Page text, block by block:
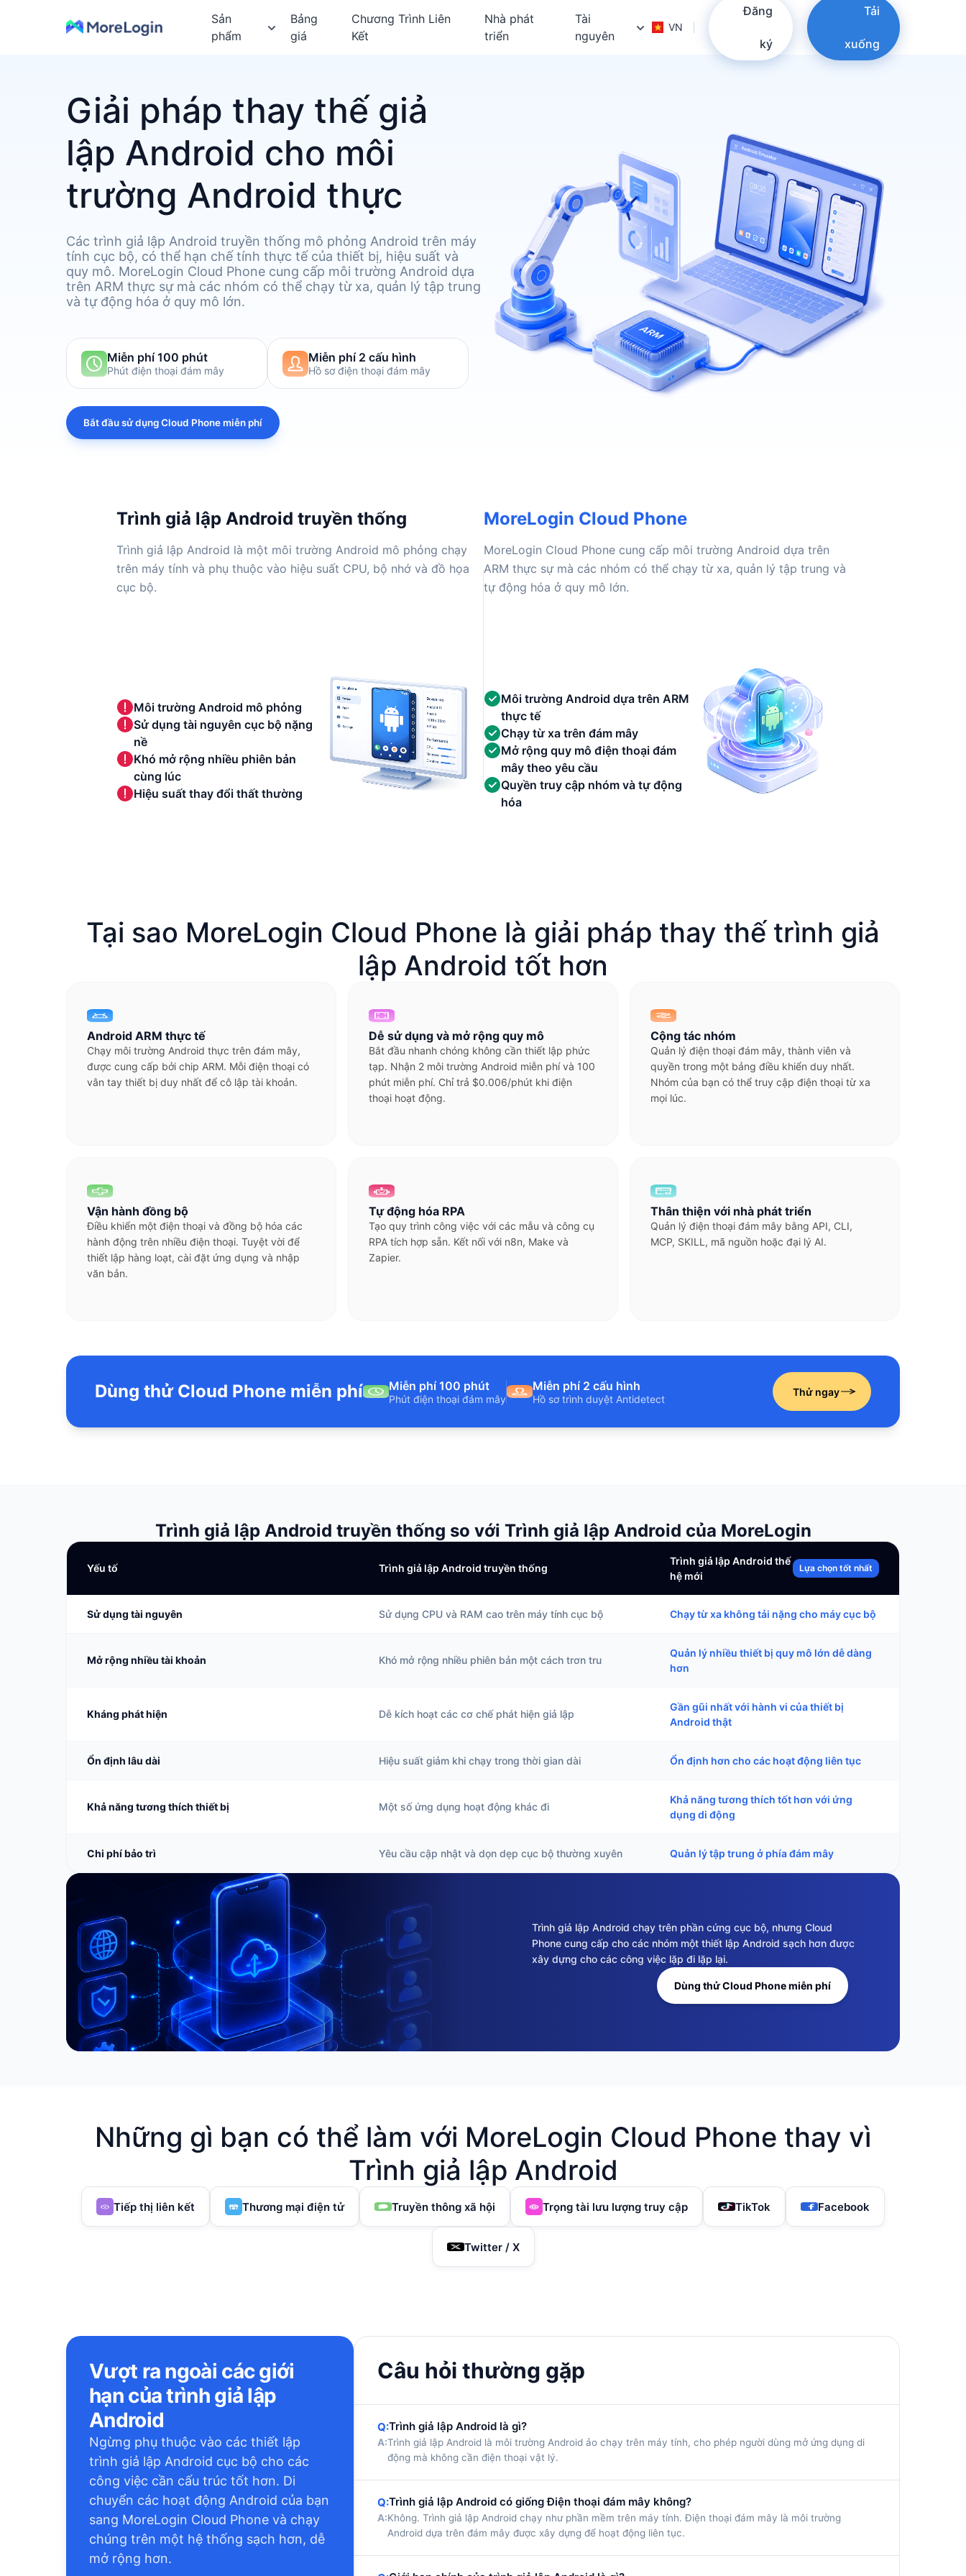
Sản
phẩm
Bảng
giá
Chương Trình Liên
Kết
Nhà phát
triển
Tài
nguyên
VN
Đăng
ký
Tải
xuống
Giải pháp thay thế giả
lập Android cho môi
trường Android thực
Các trình giả lập Android truyền thống mô phỏng Android trên máy
tính cục bộ, có thể hạn chế tính thực tế của thiết bị, hiệu suất và
quy mô. MoreLogin Cloud Phone cung cấp môi trường Android dựa
trên ARM thực sự mà các nhóm có thể chạy từ xa, quản lý tập trung
và tự động hóa ở quy mô lớn.
Miễn phí 100 phút
Phút điện thoại đám mây
Miễn phí 2 cấu hình
Hồ sơ điện thoại đám mây
Bắt đầu sử dụng Cloud Phone miễn phí
Trình giả lập Android truyền thống
Trình giả lập Android là một môi trường Android mô phỏng chạy
trên máy tính và phụ thuộc vào hiệu suất CPU, bộ nhớ và đồ họa
cục bộ.
Môi trường Android mô phỏng
Sử dụng tài nguyên cục bộ nặng
nề
Khó mở rộng nhiều phiên bản
cùng lúc
Hiệu suất thay đổi thất thường
MoreLogin Cloud Phone
MoreLogin Cloud Phone cung cấp môi trường Android dựa trên
ARM thực sự mà các nhóm có thể chạy từ xa, quản lý tập trung và
tự động hóa ở quy mô lớn.
Môi trường Android dựa trên ARM
thực tế
Chạy từ xa trên đám mây
Mở rộng quy mô điện thoại đám
mây theo yêu cầu
Quyền truy cập nhóm và tự động
hóa
Tại sao MoreLogin Cloud Phone là giải pháp thay thế trình giả
lập Android tốt hơn
Android ARM thực tế
Chạy môi trường Android thực trên đám mây,
được cung cấp bởi chip ARM. Mỗi điện thoại có
vân tay thiết bị duy nhất để cô lập tài khoản.
Dễ sử dụng và mở rộng quy mô
Bắt đầu nhanh chóng không cần thiết lập phức
tạp. Nhận 2 môi trường Android miễn phí và 100
phút miễn phí. Chỉ trả $0.006/phút khi điện
thoại hoạt động.
Cộng tác nhóm
Quản lý điện thoại đám mây, thành viên và
quyền trong một bảng điều khiển duy nhất.
Nhóm của bạn có thể truy cập điện thoại từ xa
mọi lúc.
Vận hành đồng bộ
Điều khiển một điện thoại và đồng bộ hóa các
hành động trên nhiều điện thoại. Tuyệt vời để
thiết lập hàng loạt, cài đặt ứng dụng và nhập
văn bản.
Tự động hóa RPA
Tạo quy trình công việc với các mẫu và công cụ
RPA tích hợp sẵn. Kết nối với n8n, Make và
Zapier.
Thân thiện với nhà phát triển
Quản lý điện thoại đám mây bằng API, CLI,
MCP, SKILL, mã nguồn hoặc đại lý AI.
Dùng thử Cloud Phone miễn phí Miễn phí 100 phút
Phút điện thoại đám mây
Miễn phí 2 cấu hình
Hồ sơ trình duyệt Antidetect
Thử ngay
Trình giả lập Android truyền thống so với Trình giả lập Android của MoreLogin
Yếu tố Trình giả lập Android truyền thống
Trình giả lập Android thế
hệ mới
Lựa chọn tốt nhất
Sử dụng tài nguyên Sử dụng CPU và RAM cao trên máy tính cục bộ Chạy từ xa không tải nặng cho máy cục bộ
Mở rộng nhiều tài khoản Khó mở rộng nhiều phiên bản một cách trơn tru
Quản lý nhiều thiết bị quy mô lớn dễ dàng
hơn
Kháng phát hiện Dễ kích hoạt các cơ chế phát hiện giả lập
Gần gũi nhất với hành vi của thiết bị
Android thật
Ổn định lâu dài Hiệu suất giảm khi chạy trong thời gian dài Ổn định hơn cho các hoạt động liên tục
Khả năng tương thích thiết bị Một số ứng dụng hoạt động khác đi
Khả năng tương thích tốt hơn với ứng
dụng di động
Chi phí bảo trì Yêu cầu cập nhật và dọn dẹp cục bộ thường xuyên Quản lý tập trung ở phía đám mây
Trình giả lập Android chạy trên phần cứng cục bộ, nhưng Cloud
Phone cung cấp cho các nhóm một thiết lập Android sạch hơn được
xây dựng cho các công việc lặp đi lặp lại.
Dùng thử Cloud Phone miễn phí
Những gì bạn có thể làm với MoreLogin Cloud Phone thay vì
Trình giả lập Android
Tiếp thị liên kết Thương mại điện tử Truyền thông xã hội Trọng tài lưu lượng truy cập TikTok Facebook
Twitter / X
Vượt ra ngoài các giới
hạn của trình giả lập
Android
Ngừng phụ thuộc vào các thiết lập
trình giả lập Android cục bộ cho các
công việc cần cấu trúc tốt hơn. Di
chuyển các hoạt động Android của bạn
sang MoreLogin Cloud Phone và chạy
chúng trên một hệ thống sạch hơn, dễ
mở rộng hơn.
Câu hỏi thường gặp
Q:Trình giả lập Android là gì?
A:Trình giả lập Android là môi trường Android ảo chạy trên máy tính, cho phép người dùng mở ứng dụng di
động mà không cần điện thoại vật lý.
Q:Trình giả lập Android có giống Điện thoại đám mây không?
A:Không. Trình giả lập Android chạy như phần mềm trên máy tính. Điện thoại đám mây là môi trường
Android dựa trên đám mây được xây dựng để hoạt động liên tục.